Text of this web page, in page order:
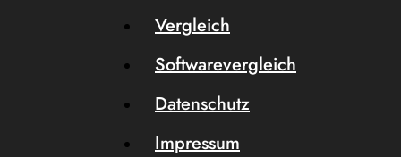
Vergleich
Softwarevergleich
Datenschutz
Impressum